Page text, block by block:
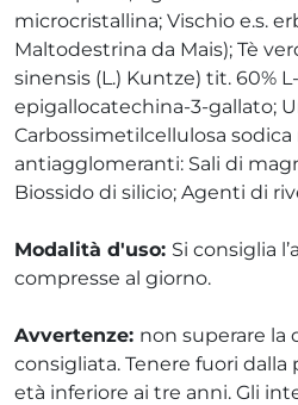
microcristallina; Vischio e.s.
Maltodestrina da Mais); Tè
sinensis (L.) Kuntze) tit. 60%
epigallocatechina-3-gallato;
Carbossimetilcellulosa
antiagglomeranti: Sali di
Biossido di silicio; Agenti di
Modalità d'uso: Si consiglia
compresse al giorno.
Avvertenze: non superare la
consigliata. Tenere fuori
età inferiore ai tre anni. Gli